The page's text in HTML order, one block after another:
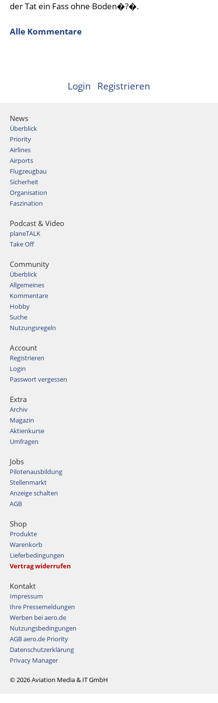
der Tat ein Fass ohne Boden�?�.
Alle Kommentare
Login Registrieren
News
Überblick
Priority
Airlines
Airports
Flugzeugbau
Sicherheit
Organisation
Faszination
Podcast & Video
planeTALK
Take Off
Community
Überblick
Allgemeines
Kommentare
Hobby
Suche
Nutzungsregeln
Account
Registrieren
Login
Passwort vergessen
Extra
Archiv
Magazin
Aktienkurse
Umfragen
Jobs
Pilotenausbildung
Stellenmarkt
Anzeige schalten
AGB
Shop
Produkte
Warenkorb
Lieferbedingungen
Vertrag widerrufen
Kontakt
Impressum
Ihre Pressemeldungen
Werben bei aero.de
Nutzungsbedingungen
AGB aero.de Priority
Datenschutzerklärung
Privacy Manager
© 2026 Aviation Media & IT GmbH